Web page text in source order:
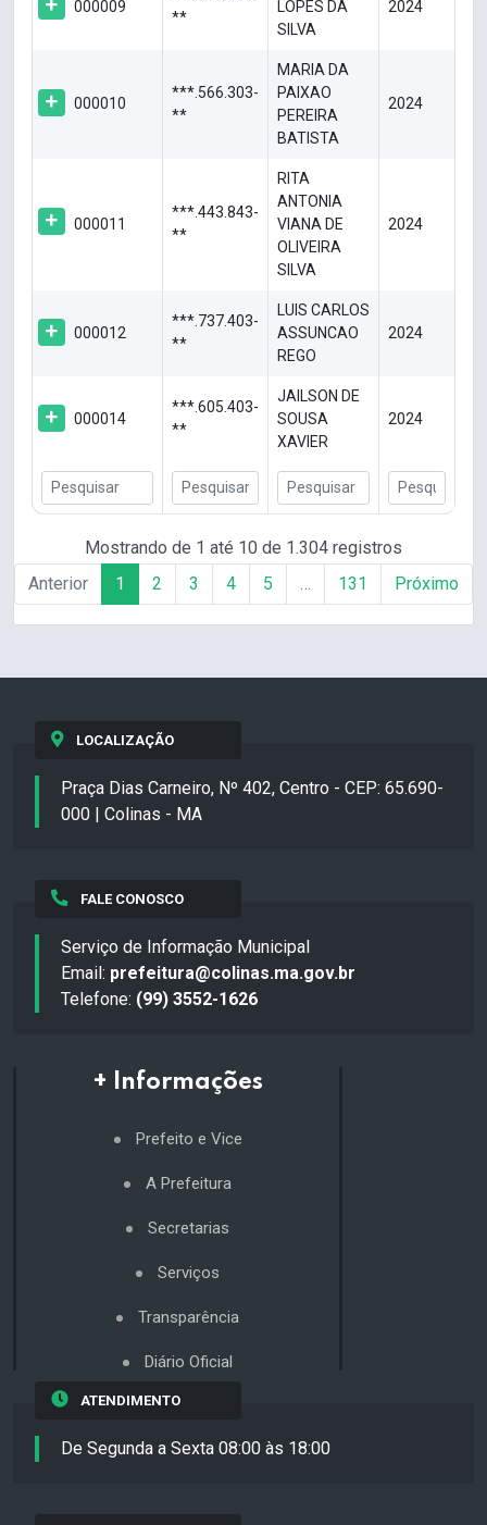
000009
**
LOPES DA
SILVA
2024
000010
***.566.303-
**
MARIA DA
PAIXAO
PEREIRA
BATISTA
2024
000011
***.443.843-
**
RITA
ANTONIA
VIANA DE
OLIVEIRA
SILVA
2024
000012
***.737.403-
**
LUIS CARLOS
ASSUNCAO
REGO
2024
000014
***.605.403-
**
JAILSON DE
SOUSA
XAVIER
2024
Mostrando de 1 até 10 de 1.304 registros
Anterior
1 2 3 4 5 … 131 Próximo
LOCALIZAÇÃO
Praça Dias Carneiro, Nº 402, Centro - CEP: 65.690-
000 | Colinas - MA
FALE CONOSCO
Serviço de Informação Municipal
Email: prefeitura@colinas.ma.gov.br
Telefone: (99) 3552-1626
+ Informações
Prefeito e Vice
A Prefeitura
Secretarias
Serviços
Transparência
Diário Oficial
ATENDIMENTO
De Segunda a Sexta 08:00 às 18:00